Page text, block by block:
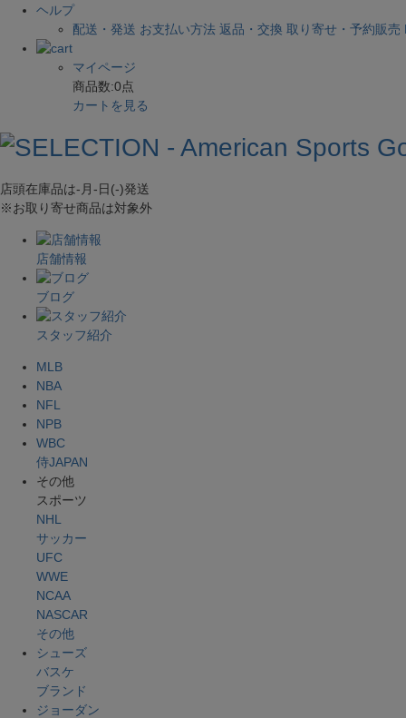
ヘルプ
配送・発送 お支払い方法 返品・交換 取り寄せ・予約販売
マイページ
商品数:0点
カートを見る
店頭在庫品は-月-日(-)発送
※お取り寄せ商品は対象外
店舗情報
ブログ
スタッフ紹介
MLB
NBA
NFL
NPB
WBC
侍JAPAN
その他
スポーツ
NHL
サッカー
UFC
WWE
NCAA
NASCAR
その他
シューズ
バスケ
ブランド
ジョーダン